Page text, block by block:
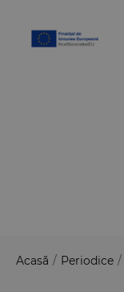
Acasă / Periodice /